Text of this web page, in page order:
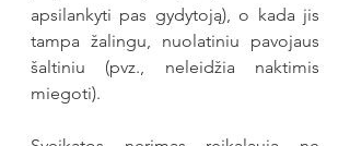
apsilankyti pas gydytoją), o kada jis
tampa žalingu, nuolatiniu pavojaus
šaltiniu (pvz., neleidžia naktimis
miegoti).